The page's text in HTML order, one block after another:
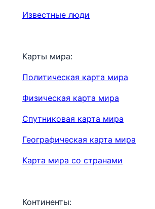
Известные люди
Карты мира:
Политическая карта мира
Физическая карта мира
Спутниковая карта мира
Географическая карта мира
Карта мира со странами
Континенты: